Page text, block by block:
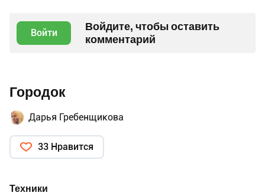
Войти
Войдите, чтобы оставить
комментарий
Городок
Дарья Гребенщикова
33 Нравится
Техники